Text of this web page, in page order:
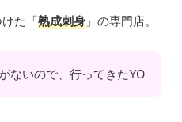
た「熟成刺身 」の専門店。
ないので、行ってきたYO